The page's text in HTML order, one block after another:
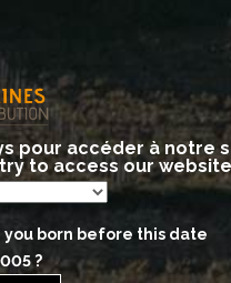
Sulfite Ajouté
d’Antan
Vignes
pour accéder à notre
to access our website
you born before this date
?